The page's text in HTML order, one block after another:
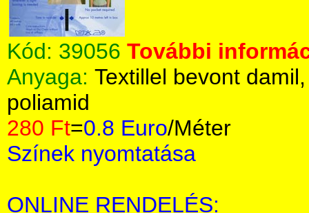
Kód: 39056 További
Anyaga: Textillel bevont
poliamid
280 Ft=0.8 Euro/Méter
Színek nyomtatása
ONLINE RENDELÉS: